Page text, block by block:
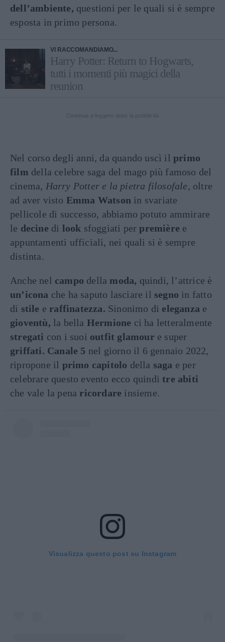
dell’ambiente, questioni per le quali si è sempre
esposta in primo persona.
VI RACCOMANDIAMO...
Harry Potter: Return to Hogwarts,
tutti i momenti più magici della
reunion
Nel corso degli anni, da quando uscì il primo
film della celebre saga del mago più famoso del
cinema, Harry Potter e la pietra filosofale, oltre
ad aver visto Emma Watson in svariate
pellicole di successo, abbiamo potuto ammirare
le decine di look sfoggiati perpremière e
appuntamenti ufficiali, nei quali si è sempre
distinta.
Anche nel campo della moda, quindi, l’attrice è
un’icona che ha saputo lasciare il segno in fatto
di stile e raffinatezza. Sinonimo di eleganza e
gioventù, la bella Hermione ci ha letteralmente
stregati con i suoi outfit glamoure super
griffati. Canale 5 nel giorno il 6 gennaio 2022,
ripropone il primo capitolo della saga e per
celebrare questo evento ecco quinditre abiti
che vale la pena ricordare insieme.
Visualizza questo post su Instagram